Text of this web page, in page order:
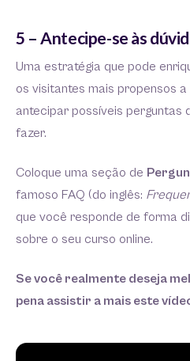
5 – Antecipe-se às
Uma estratégia que pode
os visitantes mais propensos
antecipar possíveis perguntas
fazer.
Coloque uma seção de
famoso FAQ (do inglês:
que você responde de forma
sobre o seu curso online.
Se você realmente deseja
pena assistir a mais este